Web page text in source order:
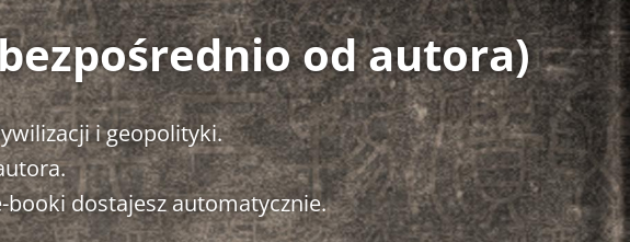
od autora)
i geopolityki.
booki dostajesz automatycznie.